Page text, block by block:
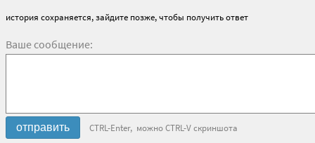
история сохраняется, зайдите позже, чтобы получить ответ
Ваше сообщение:
CTRL-Enter, можно CTRL-V скриншота